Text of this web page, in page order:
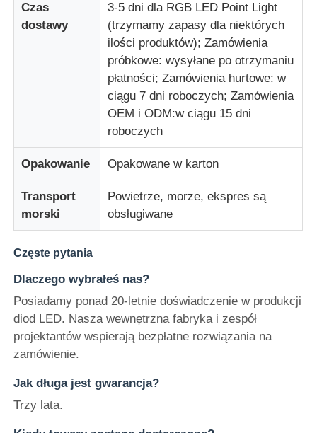
Czas
dostawy
3-5 dni dla RGB LED Point Light
(trzymamy zapasy dla niektórych
ilości produktów); Zamówienia
próbkowe: wysyłane po otrzymaniu
płatności; Zamówienia hurtowe: w
ciągu 7 dni roboczych; Zamówienia
OEM i ODM:w ciągu 15 dni
roboczych
Opakowanie Opakowane w karton
Transport
morski
Powietrze, morze, ekspres są
obsługiwane
Częste pytania
Dlaczego wybrałeś nas?
Posiadamy ponad 20-letnie doświadczenie w produkcji
diod LED. Nasza wewnętrzna fabryka i zespół
projektantów wspierają bezpłatne rozwiązania na
zamówienie.
Jak długa jest gwarancja?
Trzy lata.